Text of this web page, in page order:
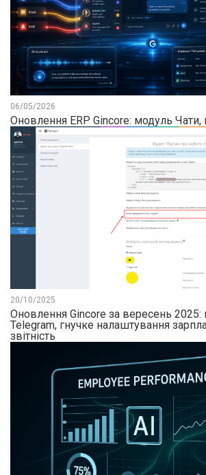
06/05/2026
Оновлення ERP Gincore: модуль Чати,
20/10/2025
Оновлення Gincore за вересень 2025:
Telegram, гнучке налаштування
звітність